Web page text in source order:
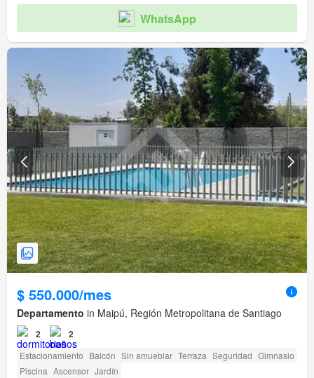
WhatsApp
$ 550.000/mes
Departamento in Maipú, Región Metropolitana de Santiago
2 2
Estacionamiento Balcón Sin amueblar Terraza Seguridad Gimnasio
Piscina Ascensor Jardín